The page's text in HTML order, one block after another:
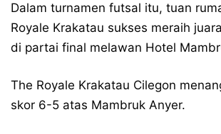
Dalam turnamen futsal itu, tuan
Royale Krakatau sukses meraih
di partai final melawan Hotel
The Royale Krakatau Cilegon
skor 6-5 atas Mambruk Anyer.